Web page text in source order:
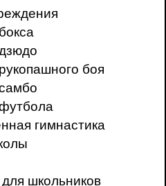
боя
гимнастика
школьников